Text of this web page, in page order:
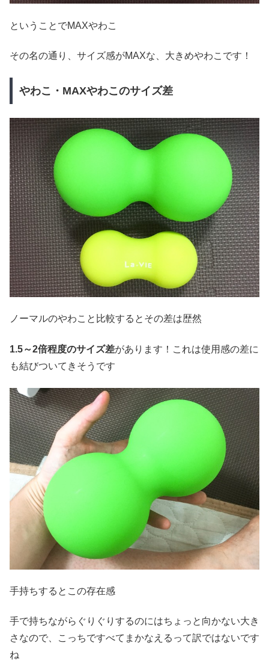
ということでMAXやわこ
その名の通り、サイズ感がMAXな、大きめやわこです！
やわこ・MAXやわこのサイズ差
ノーマルのやわこと比較するとその差は歴然
1.5～2倍程度のサイズ差があります！これは使用感の差に
も結びついてきそうです
手持ちするとこの存在感
手で持ちながらぐりぐりするのにはちょっと向かない大き
さなので、こっちですべてまかなえるって訳ではないです
ね